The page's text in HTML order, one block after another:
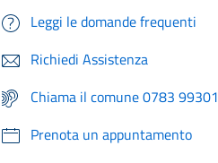
Leggi le domande frequenti
Richiedi Assistenza
Chiama il comune 0783 99301
Prenota un appuntamento